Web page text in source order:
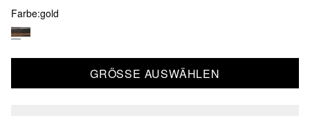
Farbe:gold
GRÖSSE AUSWÄHLEN